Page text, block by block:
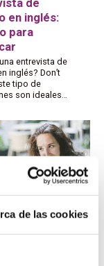
de las cookies
de
en inglés:
para
entrevista de
inglés? Don’t
tipo de
son ideales…
responder a